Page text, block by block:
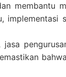
membantu
implementasi